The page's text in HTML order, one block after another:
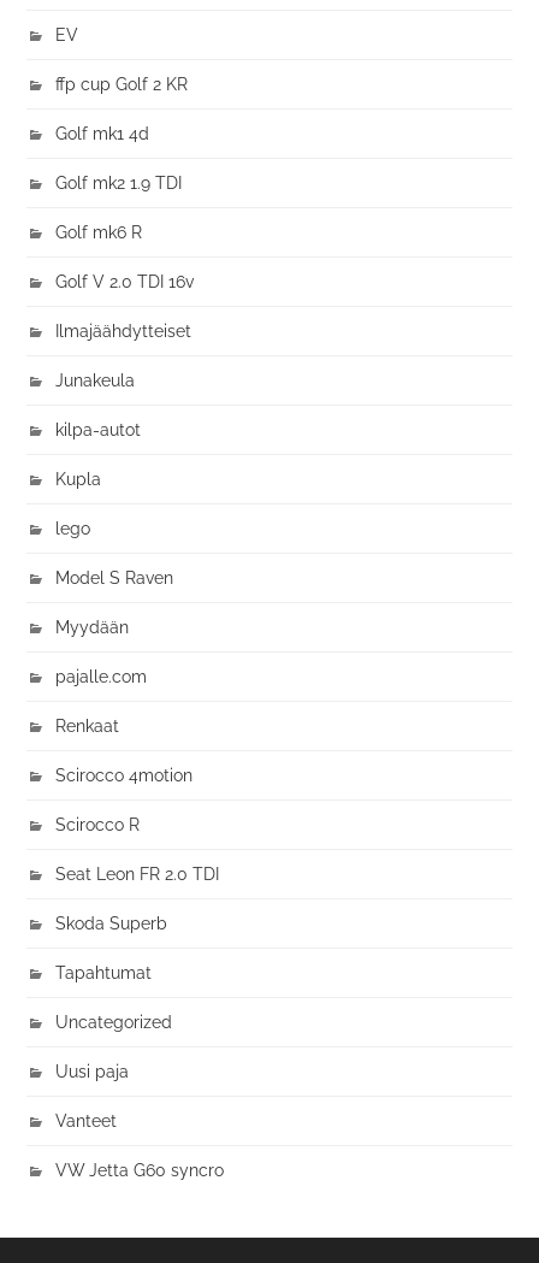
EV
ffp cup Golf 2 KR
Golf mk1 4d
Golf mk2 1.9 TDI
Golf mk6 R
Golf V 2.0 TDI 16v
Ilmajäähdytteiset
Junakeula
kilpa-autot
Kupla
lego
Model S Raven
Myydään
pajalle.com
Renkaat
Scirocco 4motion
Scirocco R
Seat Leon FR 2.0 TDI
Skoda Superb
Tapahtumat
Uncategorized
Uusi paja
Vanteet
VW Jetta G60 syncro